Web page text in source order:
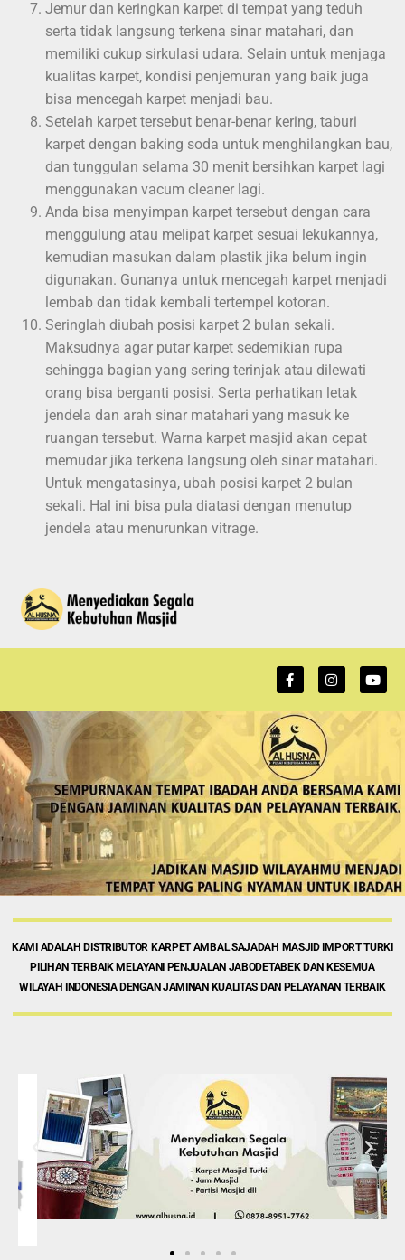
Jemur dan keringkan karpet di tempat yang teduh
serta tidak langsung terkena sinar matahari, dan
memiliki cukup sirkulasi udara. Selain untuk menjaga
kualitas karpet, kondisi penjemuran yang baik juga
bisa mencegah karpet menjadi bau.
Setelah karpet tersebut benar-benar kering, taburi
karpet dengan baking soda untuk menghilangkan bau,
dan tunggulan selama 30 menit bersihkan karpet lagi
menggunakan vacum cleaner lagi.
Anda bisa menyimpan karpet tersebut dengan cara
menggulung atau melipat karpet sesuai lekukannya,
kemudian masukan dalam plastik jika belum ingin
digunakan. Gunanya untuk mencegah karpet menjadi
lembab dan tidak kembali tertempel kotoran.
Seringlah diubah posisi karpet 2 bulan sekali.
Maksudnya agar putar karpet sedemikian rupa
sehingga bagian yang sering terinjak atau dilewati
orang bisa berganti posisi. Serta perhatikan letak
jendela dan arah sinar matahari yang masuk ke
ruangan tersebut. Warna karpet masjid akan cepat
memudar jika terkena langsung oleh sinar matahari.
Untuk mengatasinya, ubah posisi karpet 2 bulan
sekali. Hal ini bisa pula diatasi dengan menutup
jendela atau menurunkan vitrage.
KAMI ADALAH DISTRIBUTOR KARPET AMBAL SAJADAH MASJID IMPORT TURKI
PILIHAN TERBAIK MELAYANI PENJUALAN JABODETABEK DAN KESEMUA
WILAYAH INDONESIA DENGAN JAMINAN KUALITAS DAN PELAYANAN TERBAIK